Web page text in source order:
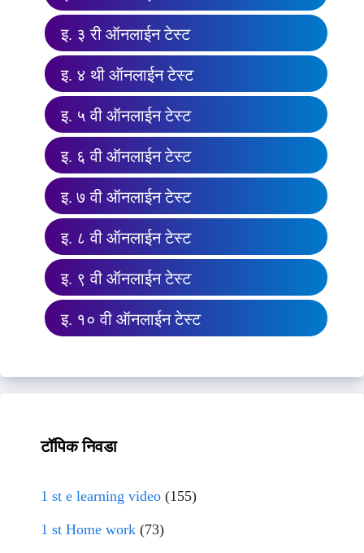
इ. ३ री ऑनलाईन टेस्ट
इ. ४ थी ऑनलाईन टेस्ट
इ. ५ वी ऑनलाईन टेस्ट
इ. ६ वी ऑनलाईन टेस्ट
इ. ७ वी ऑनलाईन टेस्ट
इ. ८ वी ऑनलाईन टेस्ट
इ. ९ वी ऑनलाईन टेस्ट
इ. १० वी ऑनलाईन टेस्ट
टॉपिक निवडा
1 st e learning video (155)
1 st Home work (73)